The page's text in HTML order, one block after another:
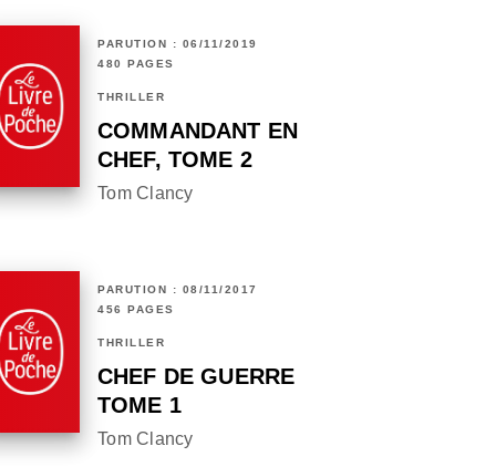
PARUTION : 06/11/2019
480 PAGES
THRILLER
COMMANDANT EN
CHEF, TOME 2
Tom Clancy
PARUTION : 08/11/2017
456 PAGES
THRILLER
CHEF DE GUERRE
TOME 1
Tom Clancy